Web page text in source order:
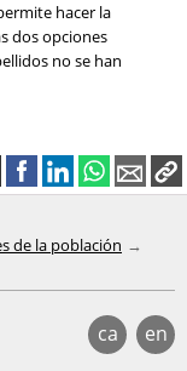
hacer la
dos opciones
no se han
de la población
ca en